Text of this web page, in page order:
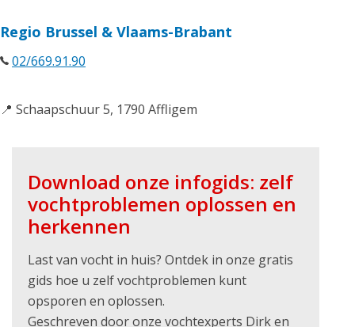
Regio Brussel & Vlaams-Brabant
02/669.91.90
📍 Schaapschuur 5, 1790 Affligem
Download onze infogids: zelf
vochtproblemen oplossen en
herkennen
Last van vocht in huis? Ontdek in onze gratis
gids hoe u zelf vochtproblemen kunt
opsporen en oplossen.
Geschreven door onze vochtexperts Dirk en